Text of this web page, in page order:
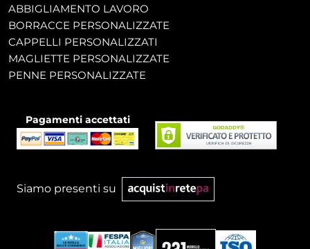
ABBIGLIAMENTO LAVORO
BORRACCE PERSONALIZZATE
CAPPELLI PERSONALIZZATI
MAGLIETTE PERSONALIZZATE
PENNE PERSONALIZZATE
Pagamenti accettati
Siamo presenti su